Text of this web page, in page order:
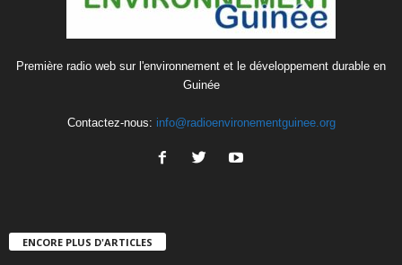
Première radio web sur l'environnement et le développement durable en
Guinée
Contactez-nous: info@radioenvironementguinee.org
ENCORE PLUS D'ARTICLES